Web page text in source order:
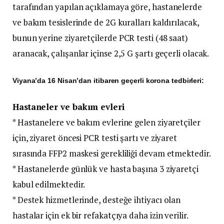
tarafından yapılan açıklamaya göre, hastanelerde
ve bakım tesislerinde de 2G kuralları kaldırılacak,
bunun yerine ziyaretçilerde PCR testi (48 saat)
aranacak, çalışanlar içinse 2,5 G şartı geçerli olacak.
Viyana’da 16 Nisan’dan itibaren geçerli korona tedbirleri:
Hastaneler ve bakım evleri
* Hastanelere ve bakım evlerine gelen ziyaretçiler
için, ziyaret öncesi PCR testi şartı ve ziyaret
sırasında FFP2 maskesi gerekliliği devam etmektedir.
* Hastanelerde günlük ve hasta başına 3 ziyaretçi
kabul edilmektedir.
* Destek hizmetlerinde, desteğe ihtiyacı olan
hastalar için ek bir refakatçıya daha izin verilir.